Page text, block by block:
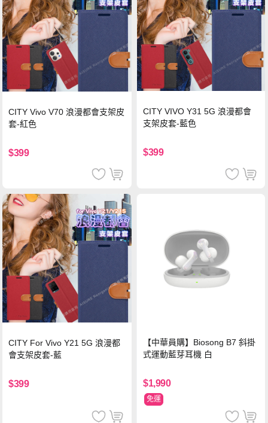
CITY Vivo V70 浪漫都會支架皮
套-紅色
$399
CITY VIVO Y31 5G 浪漫都會
支架皮套-藍色
$399
CITY For Vivo Y21 5G 浪漫都
會支架皮套-藍
$399
【中華員購】Biosong B7 斜掛
式運動藍芽耳機 白
$1,990
免運